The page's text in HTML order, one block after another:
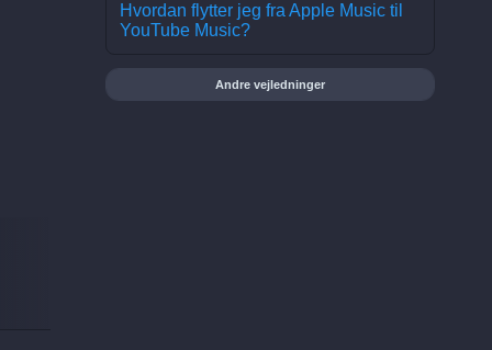
Hvordan flytter jeg fra Apple Music til
YouTube Music?
Andre vejledninger